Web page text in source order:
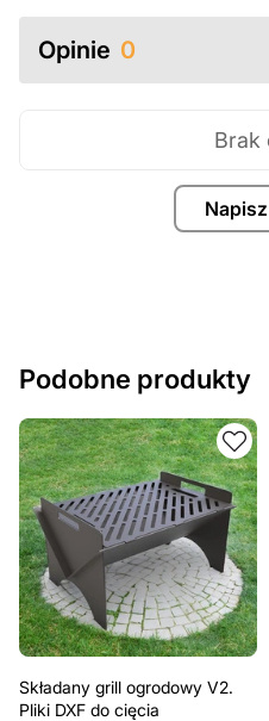
Opinie 0
Brak
Podobne produkty
Składany grill ogrodowy V2.
Pliki DXF do cięcia